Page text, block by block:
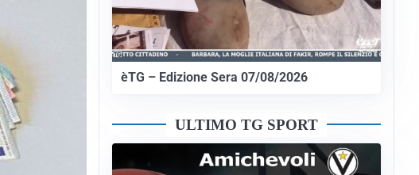
èTG – Edizione Sera 07/08/2026
ULTIMO TG SPORT